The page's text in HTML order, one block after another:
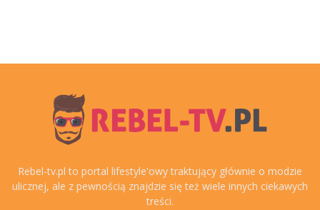
Rebel-tv.pl to portal lifestyle'owy traktujący głównie o modzie
ulicznej, ale z pewnością znajdzie się też wiele innych ciekawych
treści.